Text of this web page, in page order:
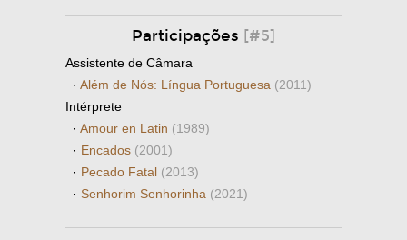
Participações [#5]
Assistente de Câmara
· Além de Nós: Língua Portuguesa (2011)
Intérprete
· Amour en Latin (1989)
· Encados (2001)
· Pecado Fatal (2013)
· Senhorim Senhorinha (2021)